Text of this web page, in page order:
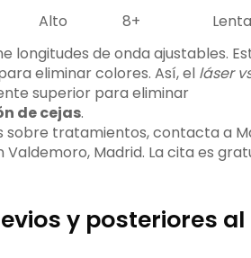
Alto 8+
Lenta
longitudes de onda ajustables.
eliminar colores. Así, el láser
superior para eliminar
de cejas.
sobre tratamientos, contacta a
Valdemoro, Madrid. La cita es
y posteriores al